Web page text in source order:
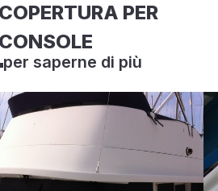
COPERTURA PER
CONSOLE
per saperne di più